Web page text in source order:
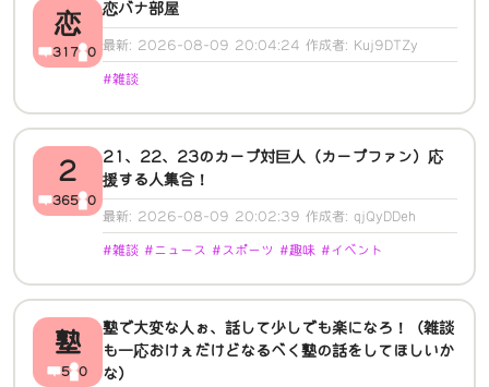
恋
317 0
恋バナ部屋
最新: 2026-08-09 20:04:24 作成者: Kuj9DTZy
#雑談
2
365 0
21、22、23のカープ対巨人（カープファン）応
援する人集合！
最新: 2026-08-09 20:02:39 作成者: qjQyDDeh
#雑談 #ニュース #スポーツ #趣味 #イベント
塾
5 0
塾で大変な人ぉ、話して少しでも楽になろ！（雑談
も一応おけぇだけどなるべく塾の話をしてほしいか
な）